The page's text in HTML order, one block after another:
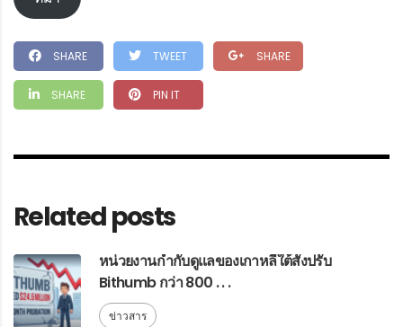
SHARE TWEET SHARE
SHARE PIN IT
Related posts
หน่วยงานกำกับดูแลของเกาหลีใต้สั่งปรับ
Bithumb กว่า 800 . . .
ข่าวสาร